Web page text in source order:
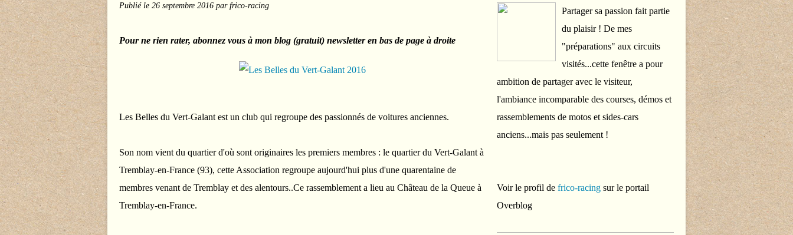
Publié le 26 septembre 2016 par frico-racing
Pour ne rien rater, abonnez vous à mon blog (gratuit) newsletter en bas de page à droite
Les Belles du Vert-Galant est un club qui regroupe des passionnés de voitures anciennes.
Son nom vient du quartier d'où sont originaires les premiers membres : le quartier du Vert-Galant à
Tremblay-en-France (93), cette Association regroupe aujourd'hui plus d'une quarentaine de
membres venant de Tremblay et des alentours..Ce rassemblement a lieu au Château de la Queue à
Tremblay-en-France.
Partager sa passion fait partie
du plaisir ! De mes
"préparations" aux circuits
visités...cette fenêtre a pour
ambition de partager avec le visiteur,
l'ambiance incomparable des courses, démos et
rassemblements de motos et sides-cars
anciens...mais pas seulement !
Voir le profil de frico-racing sur le portail
Overblog